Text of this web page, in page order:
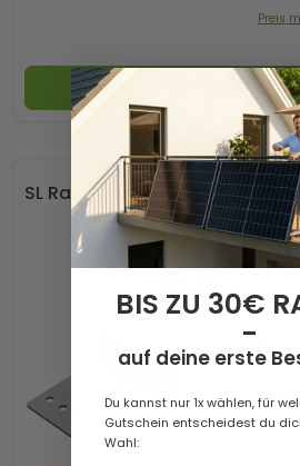
Preis
In den
SL Rack 13105-00 Dachhaken
Preis
BIS ZU 30€
-
auf deine erste
Du kannst nur 1x wählen, für
Gutschein entscheidest du
Wahl: